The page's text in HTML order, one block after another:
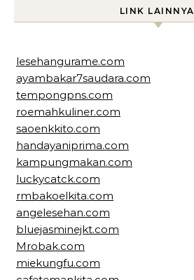
LINK LAINNYA
lesehangurame.com
ayambakar7saudara.com
tempongpns.com
roemahkuliner.com
saoenkkito.com
handayaniprima.com
kampungmakan.com
luckycatck.com
rmbakoelkita.com
angelesehan.com
bluejasminejkt.com
Mrobak.com
miekungfu.com